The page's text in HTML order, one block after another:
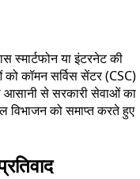
स्मार्टफोन या इंटरनेट की
कॉमन सर्विस सेंटर (CSC)
आसानी से सरकारी सेवाओं का
विभाजन को समाप्त करते हुए